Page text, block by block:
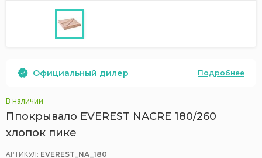
Официальный дилер Подробнее
В наличии
Ппокрывало EVEREST NACRE 180/260
хлопок пике
АРТИКУЛ: EVEREST_NA_180